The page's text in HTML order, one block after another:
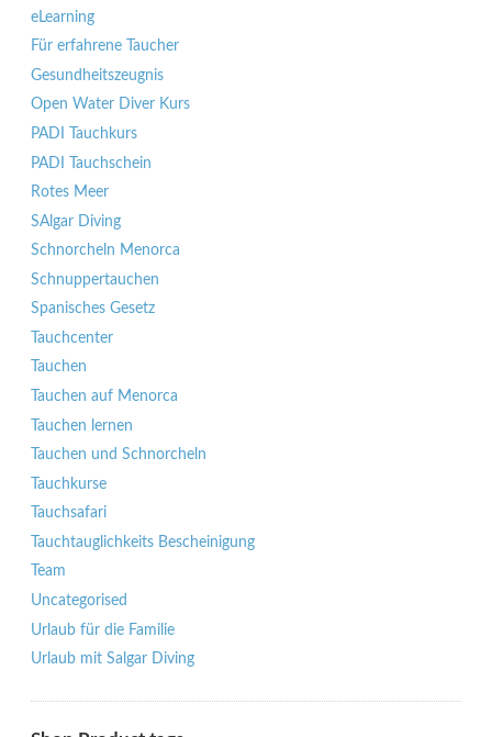
eLearning
Für erfahrene Taucher
Gesundheitszeugnis
Open Water Diver Kurs
PADI Tauchkurs
PADI Tauchschein
Rotes Meer
SAlgar Diving
Schnorcheln Menorca
Schnuppertauchen
Spanisches Gesetz
Tauchcenter
Tauchen
Tauchen auf Menorca
Tauchen lernen
Tauchen und Schnorcheln
Tauchkurse
Tauchsafari
Tauchtauglichkeits Bescheinigung
Team
Uncategorised
Urlaub für die Familie
Urlaub mit Salgar Diving